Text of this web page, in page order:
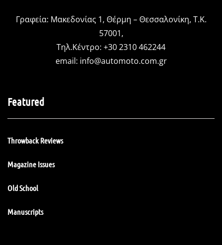
Γραφεία: Μακεδονίας 1, Θέρμη – Θεσσαλονίκη, Τ.Κ.
57001,
Τηλ.Κέντρο: +30 2310 462244
email: info@automoto.com.gr
Featured
Throwback Reviews
Magazine Issues
Old School
Manuscripts